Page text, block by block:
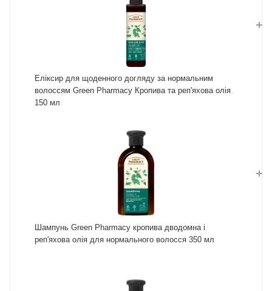
Еліксир для щоденного догляду за нормальним
волоссям Green Pharmacy Кропива та реп'яхова олія
150 мл
Шампунь Green Pharmacy кропива дводомна і
реп'яхова олія для нормального волосся 350 мл